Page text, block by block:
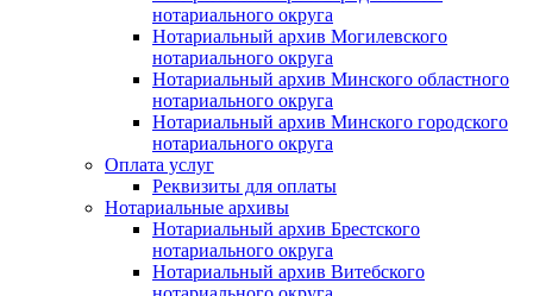
нотариального округа
Нотариальный архив Могилевского
нотариального округа
Нотариальный архив Минского областного
нотариального округа
Нотариальный архив Минского городского
нотариального округа
Оплата услуг
Реквизиты для оплаты
Нотариальные архивы
Нотариальный архив Брестского
нотариального округа
Нотариальный архив Витебского